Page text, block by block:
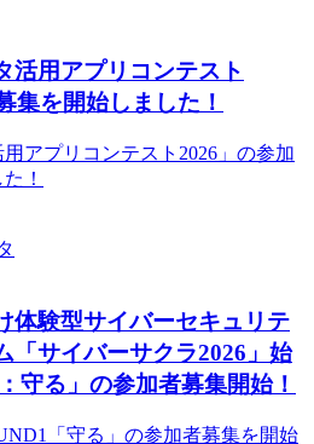
活用アプリコンテスト
集を開始しました！
用アプリコンテスト2026」の参加
！
体験型サイバーセキュリテ
「サイバーサクラ2026」始
守る」の参加者募集開始！
「守る」の参加者募集を開始